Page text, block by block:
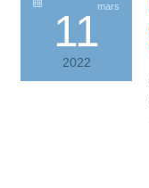
11mars
2022